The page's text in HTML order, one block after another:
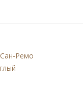
Ремо